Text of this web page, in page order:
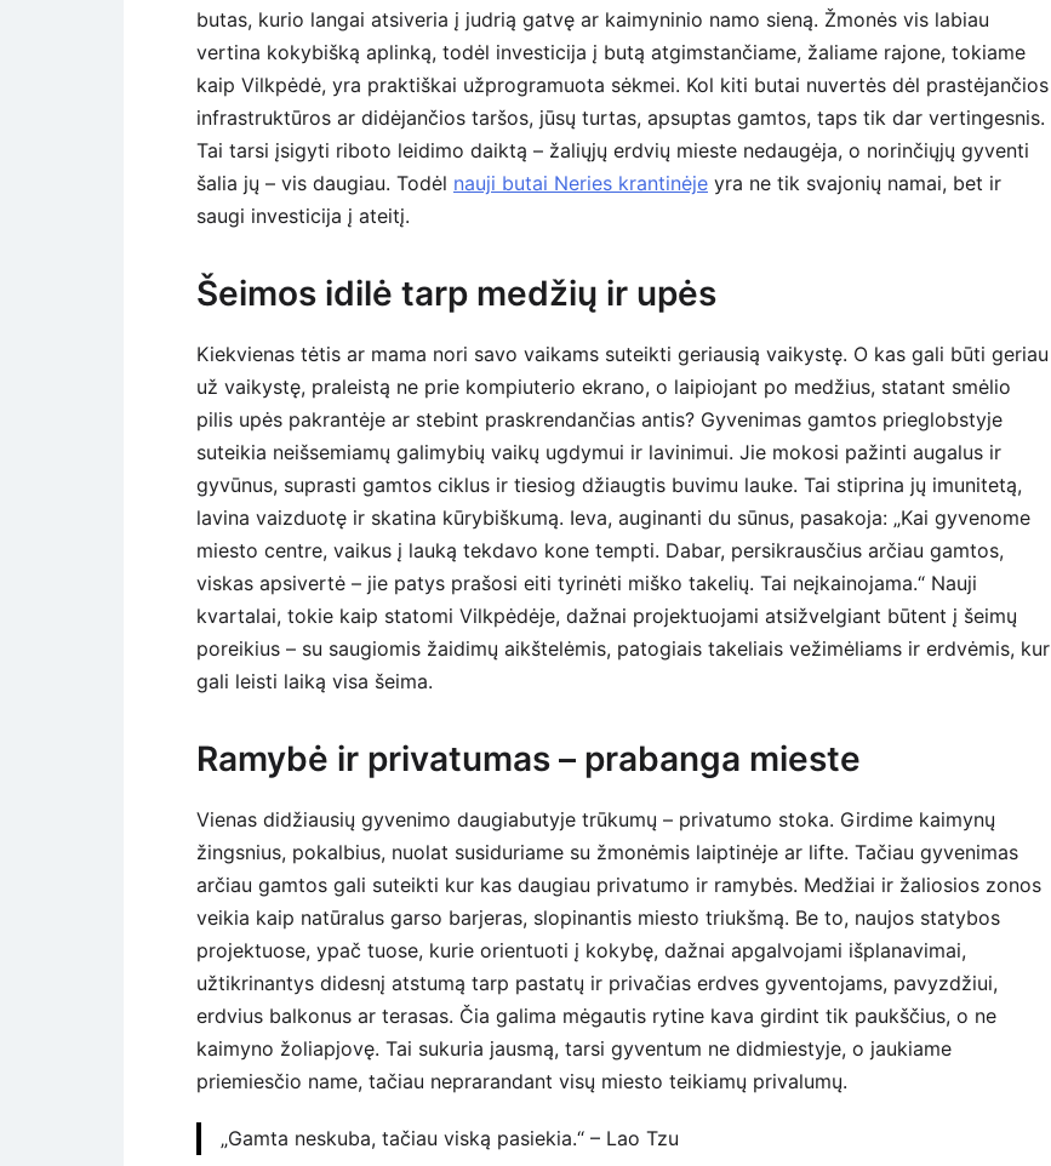
butas, kurio langai atsiveria į judrią gatvę ar kaimyninio namo sieną. Žmonės vis labiau
vertina kokybišką aplinką, todėl investicija į butą atgimstančiame, žaliame rajone, tokiame
kaip Vilkpėdė, yra praktiškai užprogramuota sėkmei. Kol kiti butai nuvertės dėl prastėjančios
infrastruktūros ar didėjančios taršos, jūsų turtas, apsuptas gamtos, taps tik dar vertingesnis.
Tai tarsi įsigyti riboto leidimo daiktą – žaliųjų erdvių mieste nedaugėja, o norinčiųjų gyventi
šalia jų – vis daugiau. Todėl nauji butai Neries krantinėje yra ne tik svajonių namai, bet ir
saugi investicija į ateitį.
Šeimos idilė tarp medžių ir upės
Kiekvienas tėtis ar mama nori savo vaikams suteikti geriausią vaikystę. O kas gali būti geriau
už vaikystę, praleistą ne prie kompiuterio ekrano, o laipiojant po medžius, statant smėlio
pilis upės pakrantėje ar stebint praskrendančias antis? Gyvenimas gamtos prieglobstyje
suteikia neišsemiamų galimybių vaikų ugdymui ir lavinimui. Jie mokosi pažinti augalus ir
gyvūnus, suprasti gamtos ciklus ir tiesiog džiaugtis buvimu lauke. Tai stiprina jų imunitetą,
lavina vaizduotę ir skatina kūrybiškumą. Ieva, auginanti du sūnus, pasakoja: „Kai gyvenome
miesto centre, vaikus į lauką tekdavo kone tempti. Dabar, persikrausčius arčiau gamtos,
viskas apsivertė – jie patys prašosi eiti tyrinėti miško takelių. Tai neįkainojama.“ Nauji
kvartalai, tokie kaip statomi Vilkpėdėje, dažnai projektuojami atsižvelgiant būtent į šeimų
poreikius – su saugiomis žaidimų aikštelėmis, patogiais takeliais vežimėliams ir erdvėmis, kur
gali leisti laiką visa šeima.
Ramybė ir privatumas – prabanga mieste
Vienas didžiausių gyvenimo daugiabutyje trūkumų – privatumo stoka. Girdime kaimynų
žingsnius, pokalbius, nuolat susiduriame su žmonėmis laiptinėje ar lifte. Tačiau gyvenimas
arčiau gamtos gali suteikti kur kas daugiau privatumo ir ramybės. Medžiai ir žaliosios zonos
veikia kaip natūralus garso barjeras, slopinantis miesto triukšmą. Be to, naujos statybos
projektuose, ypač tuose, kurie orientuoti į kokybę, dažnai apgalvojami išplanavimai,
užtikrinantys didesnį atstumą tarp pastatų ir privačias erdves gyventojams, pavyzdžiui,
erdvius balkonus ar terasas. Čia galima mėgautis rytine kava girdint tik paukščius, o ne
kaimyno žoliapjovę. Tai sukuria jausmą, tarsi gyventum ne didmiestyje, o jaukiame
priemiesčio name, tačiau neprarandant visų miesto teikiamų privalumų.
„Gamta neskuba, tačiau viską pasiekia.“ – Lao Tzu